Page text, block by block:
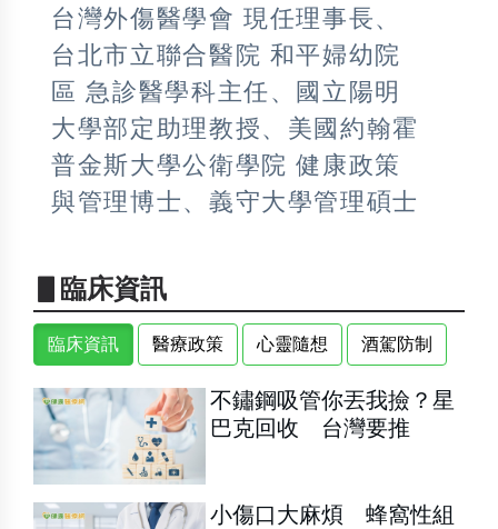
台灣外傷醫學會 現任理事長、
台北市立聯合醫院 和平婦幼院
區 急診醫學科主任、國立陽明
大學部定助理教授、美國約翰霍
普金斯大學公衛學院 健康政策
與管理博士、義守大學管理碩士
▋臨床資訊
臨床資訊 醫療政策 心靈隨想 酒駕防制
不鏽鋼吸管你丟我撿？星
巴克回收 台灣要推
小傷口大麻煩 蜂窩性組